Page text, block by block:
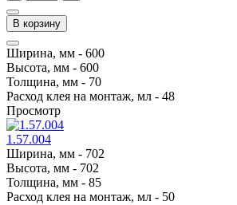
В корзину
Ширина, мм - 600
Высота, мм - 600
Толщина, мм - 70
Расход клея на монтаж, мл - 48
Просмотр
1.57.004
Ширина, мм - 702
Высота, мм - 702
Толщина, мм - 85
Расход клея на монтаж, мл - 50